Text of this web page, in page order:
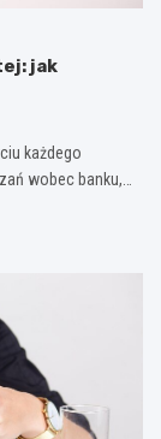
jak
każdego
wobec banku,…